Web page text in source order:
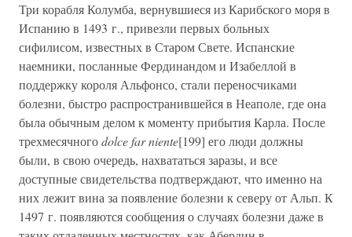
Три корабля Колумба, вернувшиеся из Карибского моря в
Испанию в 1493 г., привезли первых больных
сифилисом, известных в Старом Свете. Испанские
наемники, посланные Фердинандом и Изабеллой в
поддержку короля Альфонсо, стали переносчиками
болезни, быстро распространившейся в Неаполе, где она
была обычным делом к моменту прибытия Карла. После
трехмесячногоdolce far niente[199] его люди должны
были, в свою очередь, нахвататься заразы, и все
доступные свидетельства подтверждают, что именно на
них лежит вина за появление болезни к северу от Альп. К
1497 г. появляются сообщения о случаях болезни даже в